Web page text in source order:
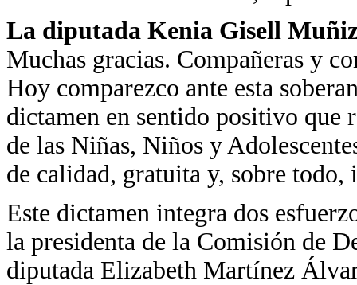
La diputada Kenia Gisell
Muchas gracias. Compañeras y
Hoy comparezco ante esta
dictamen en sentido positivo
de las Niñas, Niños y
de calidad, gratuita y, sobre todo,
Este dictamen integra dos
la presidenta de la Comisión de
diputada Elizabeth Martínez